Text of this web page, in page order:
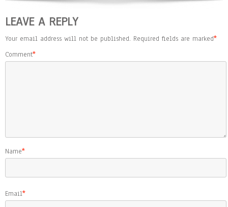
LEAVE A REPLY
Your email address will not be published. Required fields are marked*
Comment*
Name*
Email*